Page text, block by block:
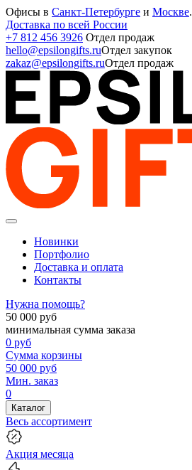
Офисы в Санкт-Петербурге и Москве.
Доставка по всей России
+7 812 456 3926 Отдел продаж
hello@epsilongifts.ruОтдел закупок
zakaz@epsilongifts.ruОтдел продаж
Новинки
Портфолио
Доставка и оплата
Контакты
Нужна помощь?
50 000 руб
минимальная сумма заказа
0 руб
Сумма корзины
50 000 руб
Мин. заказ
0
Каталог
Весь ассортимент
Акция месяца